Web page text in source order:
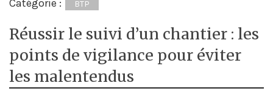
Catégorie : BTP
Réussir le suivi d’un chantier : les
points de vigilance pour éviter
les malentendus